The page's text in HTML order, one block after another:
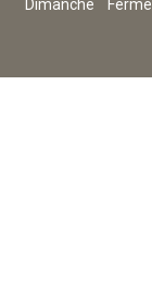
Dimanche
Fermé